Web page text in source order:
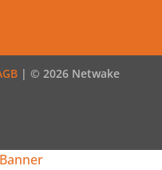
| © 2026 Netwake